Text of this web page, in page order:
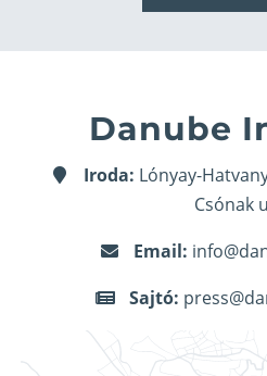
Danube
Iroda: Lónyay-
Csónak
Email:
Sajtó: